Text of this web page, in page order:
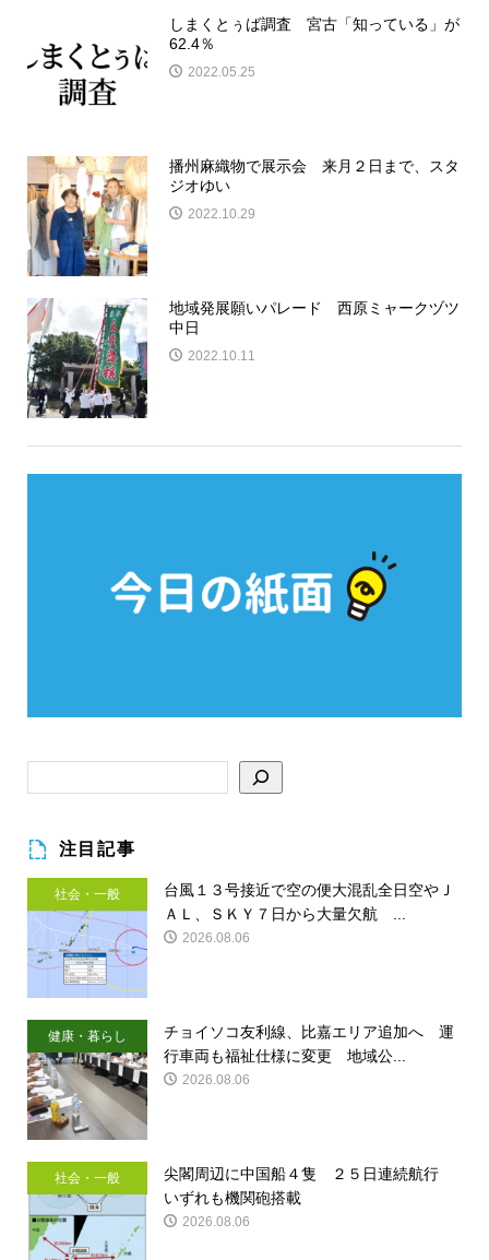
しまくとぅば調査 宮古「知っている」が
62.4％
2022.05.25
播州麻織物で展示会 来月２日まで、スタ
ジオゆい
2022.10.29
地域発展願いパレード 西原ミャークヅツ
中日
2022.10.11
注目記事
社会・一般
台風１３号接近で空の便大混乱全日空やＪ
ＡＬ、ＳＫＹ７日から大量欠航 ...
2026.08.06
健康・暮らし
チョイソコ友利線、比嘉エリア追加へ 運
行車両も福祉仕様に変更 地域公...
2026.08.06
社会・一般
尖閣周辺に中国船４隻 ２５日連続航行
いずれも機関砲搭載
2026.08.06